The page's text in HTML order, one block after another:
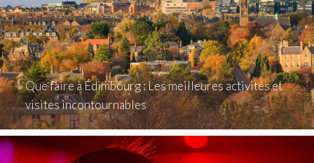
Que faire à Édimbourg : Les meilleures activités et
visites incontournables